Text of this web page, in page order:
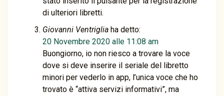
di ulteriori libretti.
Giovanni Ventriglia ha detto:
20 Novembre 2020 alle 11:08 am
Buongiorno, io non riesco a trovare la voce
dove si deve inserire il seriale del libretto
minori per vederlo in app, l’unica voce che ho
trovato è “attiva servizi informativi”, ma